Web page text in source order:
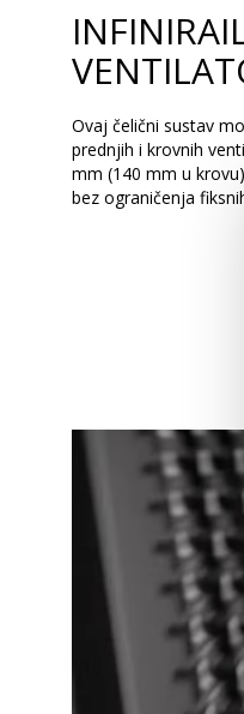
Ovaj čelični sustav
prednjih i krovnih
mm (140 mm u
bez ograničenja